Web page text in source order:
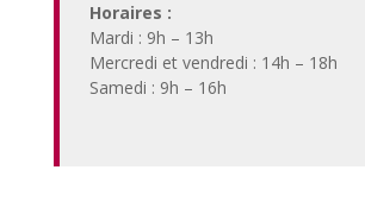
Renseignez-vous !
INFOS PRATIQUES
Horaires :
Mardi : 9h – 13h
Mercredi et vendredi : 14h – 18h
Samedi : 9h – 16h